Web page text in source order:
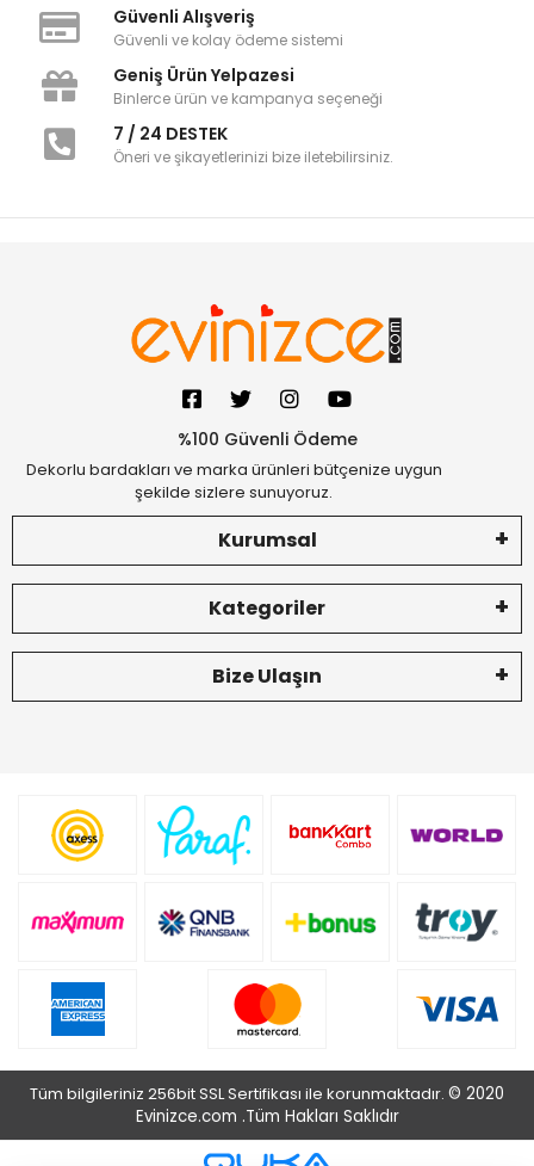
Güvenli Alışveriş
Güvenli ve kolay ödeme sistemi
Geniş Ürün Yelpazesi
Binlerce ürün ve kampanya seçeneği
7 / 24 DESTEK
Öneri ve şikayetlerinizi bize iletebilirsiniz.
%100 Güvenli Ödeme
Dekorlu bardakları ve marka ürünleri bütçenize uygun
şekilde sizlere sunuyoruz.
Kurumsal
Kategoriler
Bize Ulaşın
Tüm bilgileriniz 256bit SSL Sertifikası ile korunmaktadır. © 2020
Evinizce.com .Tüm Hakları Saklıdır